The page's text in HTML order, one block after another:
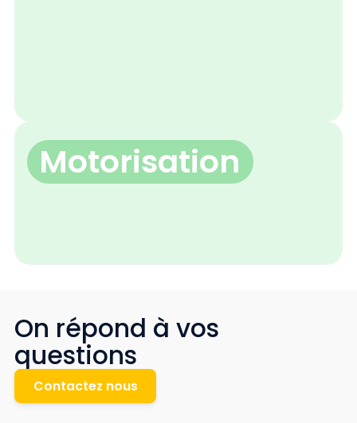
Motorisation
On répond à vos
questions
Contactez nous